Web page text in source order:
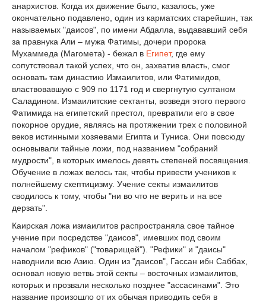
анархистов. Когда их движение было, казалось, уже
окончательно подавлено, один из карматских старейшин, так
называемых "даисов", по имени Абдалла, выдававший себя
за правнука Али – мужа Фатимы, дочери пророка
Мухаммеда (Магомета) - бежал в Египет, где ему
сопутствовал такой успех, что он, захватив власть, смог
основать там династию Измаилитов, или Фатимидов,
властвовавшую с 909 по 1171 год и свергнутую султаном
Саладином. Измаилитские сектанты, возведя этого первого
Фатимида на египетский престол, превратили его в свое
покорное орудие, являясь на протяжении трех с половиной
веков истинными хозяевами Египта и Туниса. Они повсюду
основывали тайные ложи, под названием "собраний
мудрости", в которых имелось девять степеней посвящения.
Обучение в ложах велось так, чтобы привести учеников к
полнейшему скептицизму. Учение секты измаилитов
сводилось к тому, чтобы "ни во что не верить и на все
дерзать".
Каирская ложа измаилитов распространяла свое тайное
учение при посредстве "даисов", имевших под своим
началом "рефиков" ("товарищей"). "Рефики" и "даисы"
наводнили всю Азию. Один из "даисов", Гассан ибн Саббах,
основал новую ветвь этой секты – восточных измаилитов,
которых и прозвали несколько позднее "ассасинами". Это
название произошло от их обычая приводить себя в